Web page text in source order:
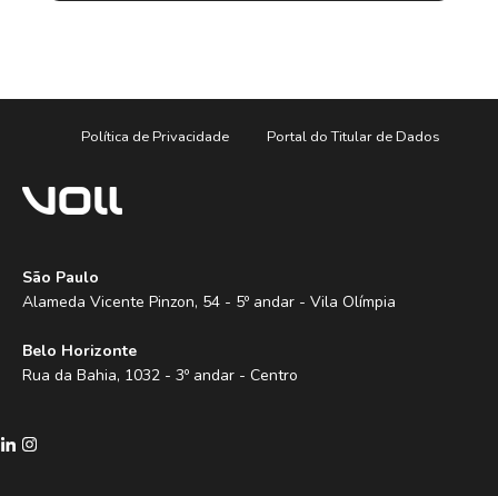
Política de Privacidade Portal do Titular de Dados
São Paulo
Alameda Vicente Pinzon, 54 - 5º andar - Vila Olímpia
Belo Horizonte
Rua da Bahia, 1032 - 3º andar - Centro